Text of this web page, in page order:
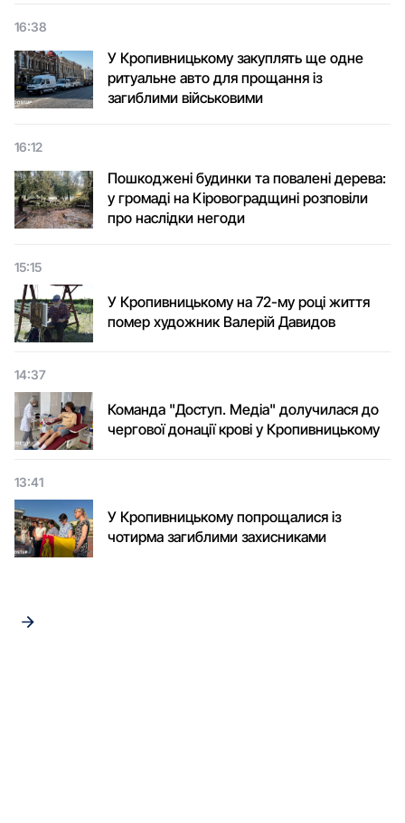
16:38
У Кропивницькому закуплять ще одне
ритуальне авто для прощання із
загиблими військовими
16:12
Пошкоджені будинки та повалені дерева:
у громаді на Кіровоградщині розповіли
про наслідки негоди
15:15
У Кропивницькому на 72-му році життя
помер художник Валерій Давидов
14:37
Команда "Доступ. Медіа" долучилася до
чергової донації крові у Кропивницькому
13:41
У Кропивницькому попрощалися із
чотирма загиблими захисниками